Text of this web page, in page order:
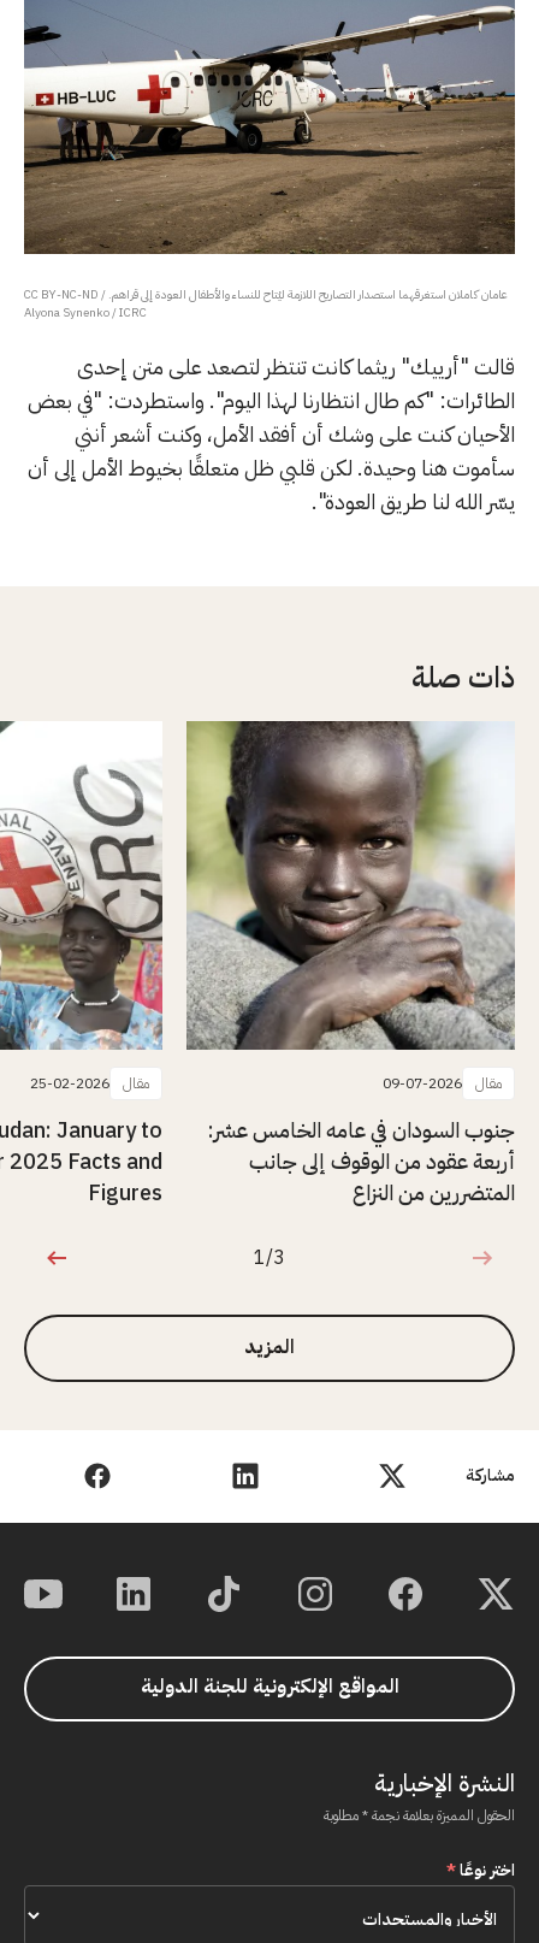
مشاركة
عامان كاملان استغرقهما استصدار التصاريح اللازمة ليُتاح للنساء والأطفال العودة إلى قراهم. CC BY-NC-ND /
Alyona Synenko / ICRC
قالت "أرييك" ريثما كانت تنتظر لتصعد على متن إحدى
الطائرات: "كم طال انتظارنا لهذا اليوم". واستطردت: "في بعض
الأحيان كنت على وشك أن أفقد الأمل، وكنت أشعر أنني
سأموت هنا وحيدة. لكن قلبي ظل متعلقًا بخيوط الأمل إلى أن
يسّر الله لنا طريق العودة".
ذات صلة
مقال 09-07-2026
جنوب السودان في عامه الخامس عشر:
أربعة عقود من الوقوف إلى جانب
المتضررين من النزاع
مقال 25-02-2026
January to
2025 Facts and
Figures
1 من 3
1/3
المزيد
المواقع الإلكترونية للجنة الدولية
النشرة الإخبارية
الحقول المميزة بعلامة نجمة * مطلوبة
اختر نوعًا*